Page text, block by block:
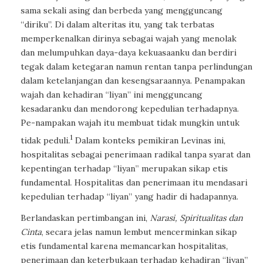
sama sekali asing dan berbeda yang mengguncang
“diriku”. Di dalam alteritas itu, yang tak terbatas
memperkenalkan dirinya sebagai wajah yang menolak
dan melumpuhkan daya-daya kekuasaanku dan berdiri
tegak dalam ketegaran namun rentan tanpa perlindungan
dalam ketelanjangan dan kesengsaraannya. Penampakan
wajah dan kehadiran “liyan” ini mengguncang
kesadaranku dan mendorong kepedulian terhadapnya.
Pe-nampakan wajah itu membuat tidak mungkin untuk
tidak peduli.1Dalam konteks pemikiran Levinas ini,
hospitalitas sebagai penerimaan radikal tanpa syarat dan
kepentingan terhadap “liyan” merupakan sikap etis
fundamental. Hospitalitas dan penerimaan itu mendasari
kepedulian terhadap “liyan” yang hadir di hadapannya.
Berlandaskan pertimbangan ini, Narasi, Spiritualitas dan
Cinta, secara jelas namun lembut mencerminkan sikap
etis fundamental karena memancarkan hospitalitas,
penerimaan dan keterbukaan terhadap kehadiran “liyan”